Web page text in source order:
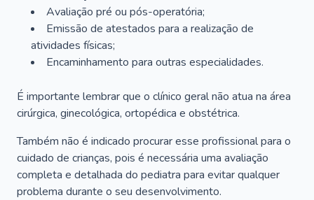
Avaliação pré ou pós-operatória;
Emissão de atestados para a realização de
atividades físicas;
Encaminhamento para outras especialidades.
É importante lembrar que o clínico geral não atua na área
cirúrgica, ginecológica, ortopédica e obstétrica.
Também não é indicado procurar esse profissional para o
cuidado de crianças, pois é necessária uma avaliação
completa e detalhada do pediatra para evitar qualquer
problema durante o seu desenvolvimento.